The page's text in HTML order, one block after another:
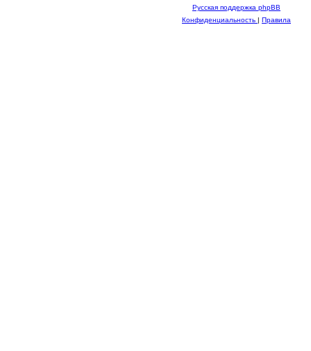
Русская поддержка phpBB
Конфиденциальность | Правила